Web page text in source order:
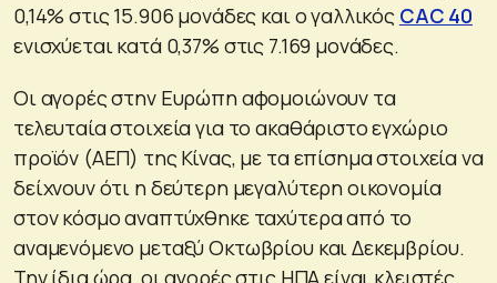
0,14% στις 15.906 μονάδες και ο γαλλικός CAC 40
ενισχύεται κατά 0,37% στις 7.169 μονάδες.
Οι αγορές στην Ευρώπη αφομοιώνουν τα
τελευταία στοιχεία για το ακαθάριστο εγχώριο
προϊόν (ΑΕΠ) της Κίνας, με τα επίσημα στοιχεία να
δείχνουν ότι η δεύτερη μεγαλύτερη οικονομία
στον κόσμο αναπτύχθηκε ταχύτερα από το
αναμενόμενο μεταξύ Οκτωβρίου και Δεκεμβρίου.
Την ίδια ώρα, οι αγορές στις ΗΠΑ είναι κλειστές